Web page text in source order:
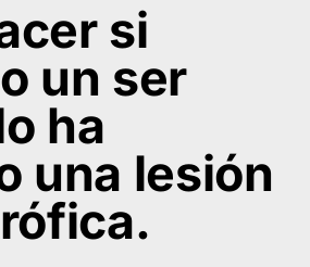
si
un ser
ha
una lesión